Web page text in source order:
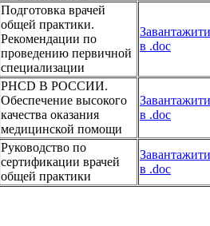
Подготовка врачей
общей практики.
Рекомендации по
проведению первичной
специализации
Завантажити
в .doc
PHCD В РОССИИ.
Обеспечение высокого
качества оказания
медицинской помощи
Завантажити
в .doc
Руководство по
сертификации врачей
общей практики
Завантажити
в .doc